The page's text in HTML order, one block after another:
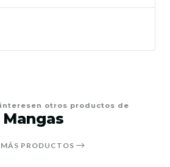
otros productos de
Mangas
PRODUCTOS